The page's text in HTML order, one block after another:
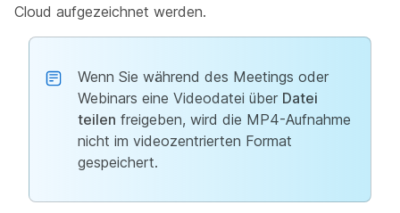
Cloud aufgezeichnet werden.
Wenn Sie während des Meetings oder
Webinars eine Videodatei über Datei
teilen freigeben, wird die MP4-Aufnahme
nicht im videozentrierten Format
gespeichert.